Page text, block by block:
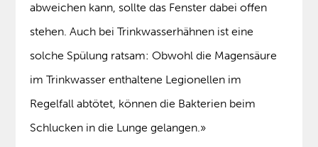
abweichen kann, sollte das Fenster dabei offen
stehen. Auch bei Trinkwasserhähnen ist eine
solche Spülung ratsam: Obwohl die Magensäure
im Trinkwasser enthaltene Legionellen im
Regelfall abtötet, können die Bakterien beim
Schlucken in die Lunge gelangen.»